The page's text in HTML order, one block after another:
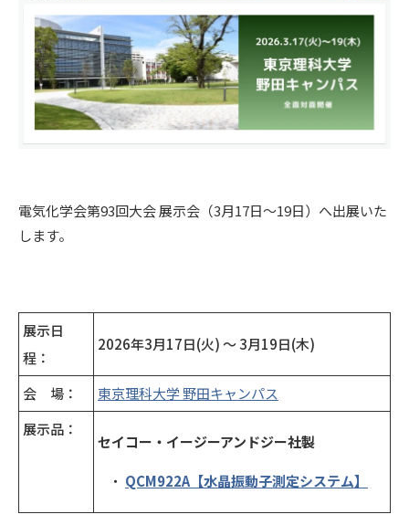
電気化学会第93回大会 展示会（3月17日～19日）へ出展いた
します。
展示日
程：
2026年3月17日(火) ～ 3月19日(木)
会 場：
東京理科大学 野田キャンパス
展示品：
セイコー・イージーアンドジー社製
QCM922A【水晶振動子測定システム】